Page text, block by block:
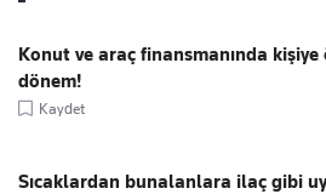
Konut ve araç finansmanında kişiye
dönem!
Kaydet
Sıcaklardan bunalanlara ilaç gibi